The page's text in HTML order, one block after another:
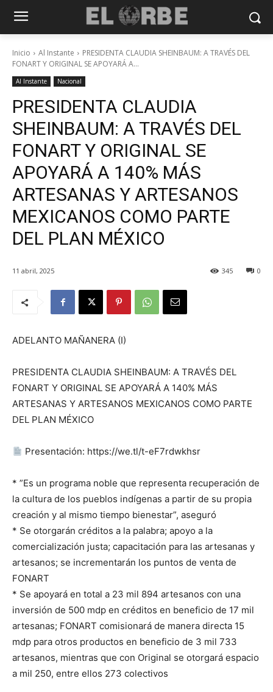
Inicio Al Instante
PRESIDENTA CLAUDIA SHEINBAUM: A TRAVÉS DEL
FONART Y ORIGINAL SE APOYARÁ A...
Al Instante Nacional
PRESIDENTA CLAUDIA
SHEINBAUM: A TRAVÉS DEL
FONART Y ORIGINAL SE
APOYARÁ A 140% MÁS
ARTESANAS Y ARTESANOS
MEXICANOS COMO PARTE
DEL PLAN MÉXICO
11 abril, 2025 0
345
ADELANTO MAÑANERA (I)
PRESIDENTA CLAUDIA SHEINBAUM: A TRAVÉS DEL
FONART Y ORIGINAL SE APOYARÁ A 140% MÁS
ARTESANAS Y ARTESANOS MEXICANOS COMO PARTE
DEL PLAN MÉXICO
Presentación: https://we.tl/t-eF7rdwkhsr
* ”Es un programa noble que representa recuperación de
la cultura de los pueblos indígenas a partir de su propia
creación y al mismo tiempo bienestar”, aseguró
* Se otorgarán créditos a la palabra; apoyo a la
comercialización justa; capacitación para las artesanas y
artesanos; se incrementarán los puntos de venta de
FONART
* Se apoyará en total a 23 mil 894 artesanos con una
inversión de 500 mdp en créditos en beneficio de 17 mil
artesanas; FONART comisionará de manera directa 15
mdp para otros productos en beneficio de 3 mil 733
artesanos, mientras que con Original se otorgará espacio
a mil 250, entre ellos 273 colectivos